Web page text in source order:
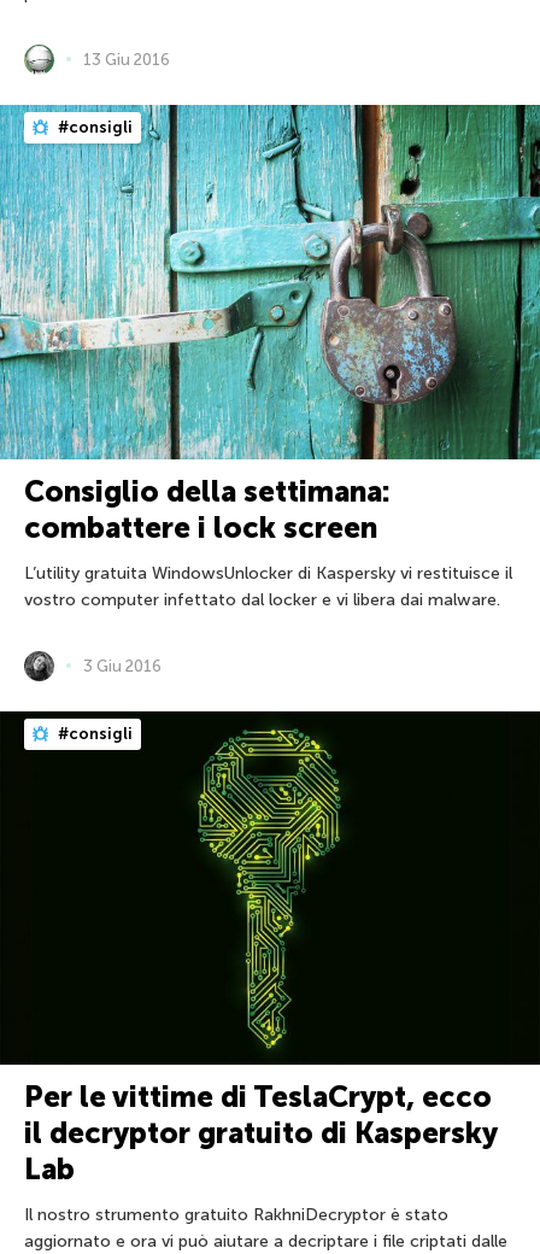
13 Giu 2016
#consigli
Consiglio della settimana:
combattere i lock screen
L’utility gratuita WindowsUnlocker di Kaspersky vi restituisce il
vostro computer infettato dal locker e vi libera dai malware.
3 Giu 2016
#consigli
Per le vittime di TeslaCrypt, ecco
il decryptor gratuito di Kaspersky
Lab
Il nostro strumento gratuito RakhniDecryptor è stato
aggiornato e ora vi può aiutare a decriptare i file criptati dalle